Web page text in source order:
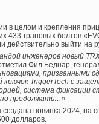
в целом и крепления
433-грановых болтов
выйти на
инженеров новый
Фил Беднар,
призванными
крючок TriggerTech с
система фиксации
продолжать…»
создана новинка 2024,
долларов.